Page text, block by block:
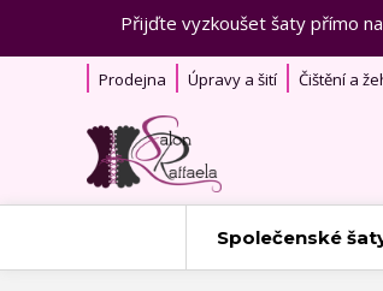
Přijďte vyzkoušet šaty přímo
Prodejna Úpravy a šití Čištění a
Společenské